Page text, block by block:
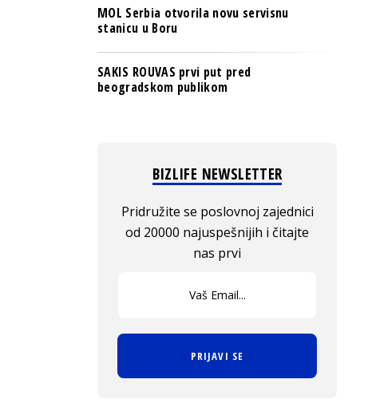
MOL Serbia otvorila novu servisnu
stanicu u Boru
SAKIS ROUVAS prvi put pred
beogradskom publikom
BIZLIFE NEWSLETTER
Pridružite se poslovnoj zajednici
od 20000 najuspešnijih i čitajte
nas prvi
PRIJAVI SE